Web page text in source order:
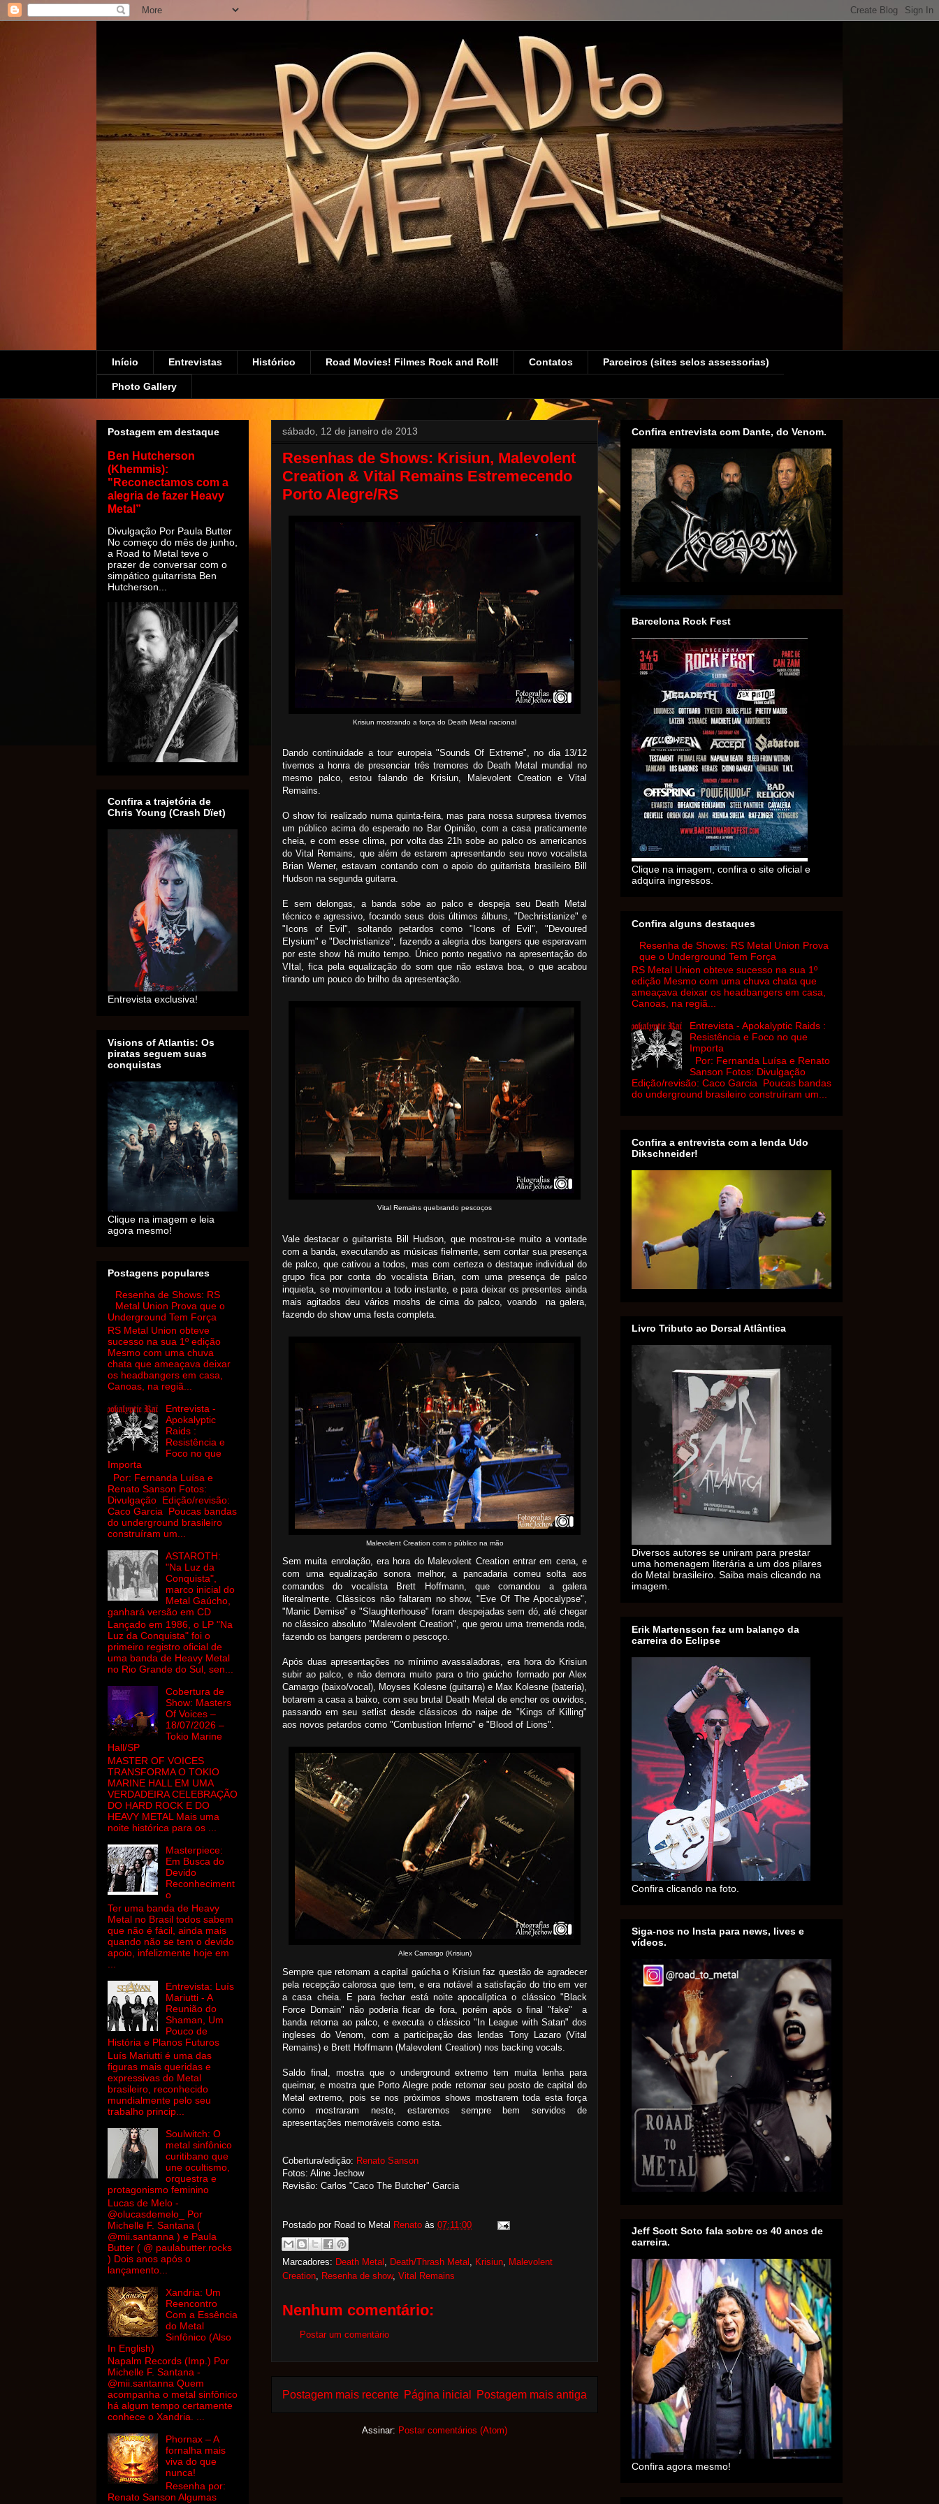
Início Entrevistas Histórico Road Movies! Filmes Rock and Roll! Contatos Parceiros (sites selos assessorias)
Photo Gallery
sábado, 12 de janeiro de 2013
Resenhas de Shows: Krisiun, Malevolent
Creation & Vital Remains Estremecendo
Porto Alegre/RS
Krisiun mostrando a força do Death Metal nacional
Dando continuidade a tour europeia "Sounds Of Extreme", no dia 13/12
tivemos a honra de presenciar três tremores do Death Metal mundial no
mesmo palco, estou falando de Krisiun, Malevolent Creation e Vital
Remains.
O show foi realizado numa quinta-feira, mas para nossa surpresa tivemos
um público acima do esperado no Bar Opinião, com a casa praticamente
cheia, e com esse clima, por volta das 21h sobe ao palco os americanos
do Vital Remains, que além de estarem apresentando seu novo vocalista
Brian Werner, estavam contando com o apoio do guitarrista brasileiro Bill
Hudson na segunda guitarra.
E sem delongas, a banda sobe ao palco e despeja seu Death Metal
técnico e agressivo, focando seus dois últimos álbuns, "Dechristianize" e
"Icons of Evil", soltando petardos como "Icons of Evil", "Devoured
Elysium" e "Dechristianize", fazendo a alegria dos bangers que esperavam
por este show há muito tempo. Único ponto negativo na apresentação do
VItal, fica pela equalização do som que não estava boa, o que acabou
tirando um pouco do brilho da apresentação.
Vital Remains quebrando pescoços
Vale destacar o guitarrista Bill Hudson, que mostrou-se muito a vontade
com a banda, executando as músicas fielmente, sem contar sua presença
de palco, que cativou a todos, mas com certeza o destaque individual do
grupo fica por conta do vocalista Brian, com uma presença de palco
inquieta, se movimentou a todo instante, e para deixar os presentes ainda
mais agitados deu vários moshs de cima do palco, voando na galera,
fazendo do show uma festa completa.
Malevolent Creation com o público na mão
Sem muita enrolação, era hora do Malevolent Creation entrar em cena, e
com uma equalização sonora melhor, a pancadaria comeu solta aos
comandos do vocalista Brett Hoffmann, que comandou a galera
literalmente. Clássicos não faltaram no show, "Eve Of The Apocalypse",
"Manic Demise" e "Slaughterhouse" foram despejadas sem dó, até chegar
no clássico absoluto "Malevolent Creation", que gerou uma tremenda roda,
fazendo os bangers perderem o pescoço.
Após duas apresentações no mínimo avassaladoras, era hora do Krisiun
subir ao palco, e não demora muito para o trio gaúcho formado por Alex
Camargo (baixo/vocal), Moyses Kolesne (guitarra) e Max Kolesne (bateria),
botarem a casa a baixo, com seu brutal Death Metal de encher os ouvidos,
passando em seu setlist desde clássicos do naipe de "Kings of Killing"
aos novos petardos como "Combustion Inferno" e "Blood of Lions".
Alex Camargo (Krisiun)
Sempre que retornam a capital gaúcha o Krisiun faz questão de agradecer
pela recepção calorosa que tem, e era notável a satisfação do trio em ver
a casa cheia. E para fechar está noiteapocalíptica o clássico "Black
Force Domain" não poderia ficar de fora, porém após o final "fake" a
banda retorna ao palco, e executa o clássico "In League with Satan" dos
ingleses do Venom, com a participação das lendas Tony Lazaro (Vital
Remains) e Brett Hoffmann (Malevolent Creation) nos backing vocals.
Saldo final, mostra que o underground extremo tem muita lenha para
queimar, e mostra que Porto Alegre pode retomar seu posto de capital do
Metal extremo, pois se nos próximos shows mostrarem toda esta força
como mostraram neste, estaremos sempre bem servidos de
apresentações memoráveis como esta.
Cobertura/edição: Renato Sanson
Fotos: Aline Jechow
Revisão: Carlos "Caco The Butcher" Garcia
Postado por Road to Metal Renato às 07:11:00
Marcadores: Death Metal Death/Thrash Metal Krisiun Malevolent
Creation Resenha de show, Vital Remains
Nenhum comentário:
Postar um comentário
Postagem mais recente Postagem mais antiga
Página inicial
Assinar: Postar comentários (Atom)
Postagem em destaque
Ben Hutcherson
(Khemmis):
"Reconectamos com a
alegria de fazer Heavy
Metal”
Divulgação Por Paula Butter
No começo do mês de junho,
a Road to Metal teve o
prazer de conversar com o
simpático guitarrista Ben
Hutcherson...
Confira a trajetória de
Chris Young (Crash Dïet)
Entrevista exclusiva!
Visions of Atlantis: Os
piratas seguem suas
conquistas
Clique na imagem e leia
agora mesmo!
Postagens populares
Resenha de Shows: RS
Metal Union Prova que o
Underground Tem Força
RS Metal Union obteve
sucesso na sua 1º edição
Mesmo com uma chuva
chata que ameaçava deixar
os headbangers em casa,
Canoas, na regiã...
Entrevista -
Apokalyptic
Raids :
Resistência e
Foco no que
Importa
Por: Fernanda Luísa e
Renato Sanson Fotos:
Divulgação Edição/revisão:
Caco Garcia Poucas bandas
do underground brasileiro
construíram um...
ASTAROTH:
"Na Luz da
Conquista",
marco inicial do
Metal Gaúcho,
ganhará versão em CD
Lançado em 1986, o LP "Na
Luz da Conquista" foi o
primeiro registro oficial de
uma banda de Heavy Metal
no Rio Grande do Sul, sen...
Cobertura de
Show: Masters
Of Voices –
18/07/2026 –
Tokio Marine
Hall/SP
MASTER OF VOICES
TRANSFORMA O TOKIO
MARINE HALL EM UMA
VERDADEIRA CELEBRAÇÃO
DO HARD ROCK E DO
HEAVY METAL Mais uma
noite histórica para os ...
Masterpiece:
Em Busca do
Devido
Reconheciment
o
Ter uma banda de Heavy
Metal no Brasil todos sabem
que não é fácil, ainda mais
quando não se tem o devido
apoio, infelizmente hoje em
Entrevista: Luís
Mariutti - A
Reunião do
Shaman, Um
Pouco de
História e Planos Futuros
Luís Mariutti é uma das
figuras mais queridas e
expressivas do Metal
brasileiro, reconhecido
mundialmente pelo seu
trabalho princip...
Soulwitch: O
metal sinfônico
curitibano que
une ocultismo,
orquestra e
protagonismo feminino
Lucas de Melo -
@olucasdemelo_ Por
Michelle F. Santana (
@mii.santanna ) e Paula
Butter ( @ paulabutter.rocks
) Dois anos após o
lançamento...
Xandria: Um
Reencontro
Com a Essência
do Metal
Sinfônico (Also
In English)
Napalm Records (Imp.) Por
Michelle F. Santana -
@mii.santanna Quem
acompanha o metal sinfônico
há algum tempo certamente
conhece o Xandria. ...
Phornax – A
fornalha mais
viva do que
nunca!
Resenha por:
Renato Sanson Algumas
Confira entrevista com Dante, do Venom.
Barcelona Rock Fest
Clique na imagem, confira o site oficial e
adquira ingressos.
Confira alguns destaques
Resenha de Shows: RS Metal Union Prova
que o Underground Tem Força
RS Metal Union obteve sucesso na sua 1º
edição Mesmo com uma chuva chata que
ameaçava deixar os headbangers em casa,
Canoas, na regiã...
Entrevista - Apokalyptic Raids :
Resistência e Foco no que
Importa
Por: Fernanda Luísa e Renato
Sanson Fotos: Divulgação
Edição/revisão: Caco Garcia Poucas bandas
do underground brasileiro construíram um...
Confira a entrevista com a lenda Udo
Dikschneider!
Livro Tributo ao Dorsal Atlântica
Diversos autores se uniram para prestar
uma homenagem literária a um dos pilares
do Metal brasileiro. Saiba mais clicando na
imagem.
Erik Martensson faz um balanço da
carreira do Eclipse
Confira clicando na foto.
Siga-nos no Insta para news, lives e
vídeos.
Jeff Scott Soto fala sobre os 40 anos de
carreira.
Confira agora mesmo!